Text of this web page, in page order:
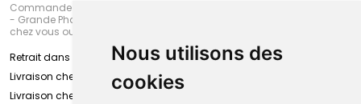
Nous utilisons des
cookies
Commandez en ligne et venez chercher votre commande à Amiens
- Grande Pharmacie d’Amiens (Fachon) ou recevez-là rapidement
chez vous ou en point retrait
Retrait dans la pharmacie d’Amiens
Livraison chez vous
Livraison chez votre commerçant